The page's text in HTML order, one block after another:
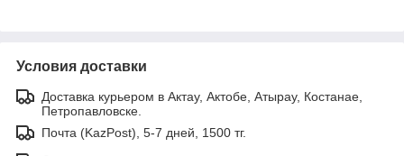
Условия доставки
Доставка курьером в Актау, Актобе, Атырау, Костанае,
Петропавловске.
Почта (KazPost), 5-7 дней, 1500 тг.